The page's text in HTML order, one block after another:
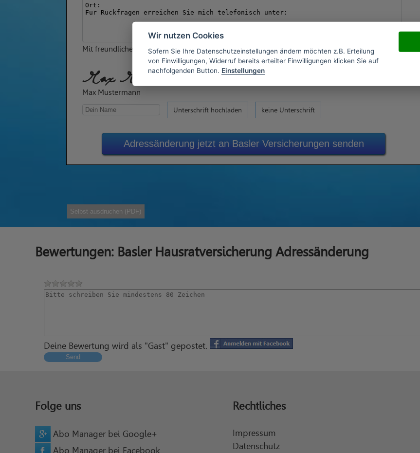
Mit freundlichen Grüßen
Max Mustermann
Max Mustermann
Unterschrift hochladen keine Unterschrift
Adressänderung jetzt an Basler Versicherungen senden
Selbst ausdruchen (PDF)
Bewertungen: Basler Hausratversicherung Adressänderung
Deine Bewertung wird als "Gast" gepostet.
Send
Folge uns
Abo Manager bei Google+
Abo Manager bei Facebook
Rechtliches
Impressum
Datenschutz
Wir nutzen Cookies
Sofern Sie Ihre Datenschutzeinstellungen ändern möchten z.B. Erteilung
von Einwilligungen, Widerruf bereits erteilter Einwilligungen klicken Sie auf
nachfolgenden Button. Einstellungen